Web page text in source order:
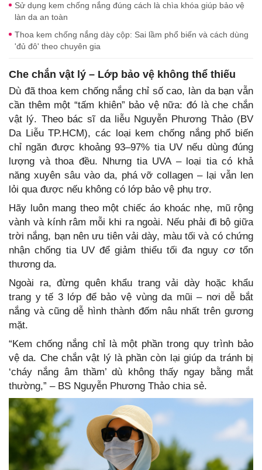
Sử dụng kem chống nắng đúng cách là chìa khóa giúp bảo vệ
làn da an toàn
Thoa kem chống nắng dày cộp: Sai lầm phổ biến và cách dùng
'đủ đô' theo chuyên gia
Che chắn vật lý – Lớp bảo vệ không thể thiếu
Dù đã thoa kem chống nắng chỉ số cao, làn da bạn vẫn
cần thêm một “tấm khiên” bảo vệ nữa: đó là che chắn
vật lý. Theo bác sĩ da liễu Nguyễn Phương Thảo (BV
Da Liễu TP.HCM), các loại kem chống nắng phổ biến
chỉ ngăn được khoảng 93–97% tia UV nếu dùng đúng
lượng và thoa đều. Nhưng tia UVA – loại tia có khả
năng xuyên sâu vào da, phá vỡ collagen – lại vẫn len
lỏi qua được nếu không có lớp bảo vệ phụ trợ.
Hãy luôn mang theo một chiếc áo khoác nhẹ, mũ rộng
vành và kính râm mỗi khi ra ngoài. Nếu phải đi bộ giữa
trời nắng, bạn nên ưu tiên vải dày, màu tối và có chứng
nhận chống tia UV để giảm thiểu tối đa nguy cơ tổn
thương da.
Ngoài ra, đừng quên khẩu trang vải dày hoặc khẩu
trang y tế 3 lớp để bảo vệ vùng da mũi – nơi dễ bắt
nắng và cũng dễ hình thành đốm nâu nhất trên gương
mặt.
“Kem chống nắng chỉ là một phần trong quy trình bảo
vệ da. Che chắn vật lý là phần còn lại giúp da tránh bị
‘cháy nắng âm thầm’ dù không thấy ngay bằng mắt
thường,” – BS Nguyễn Phương Thảo chia sẻ.